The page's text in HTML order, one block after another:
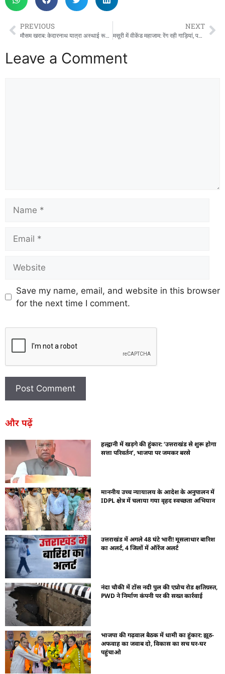
PREVIOUS
मौसम खराब: केदारनाथ यात्रा अस्थाई रूप से रुकी, गढ़वाल कमिश्नर ने दिए निर्देश
NEXT
मसूरी में वीकेंड महाजाम: रेंग रही गाड़ियां, पर्यटन छवि पर लग रहा दाग
Leave a Comment
Save my name, email, and website in this browser
for the next time I comment.
और पढ़ें
हल्द्वानी में खड़गे की हुंकार: ‘उत्तराखंड से शुरू होगा
सत्ता परिवर्तन’, भाजपा पर जमकर बरसे
माननीय उच्च न्यायालय के आदेश के अनुपालन में
IDPL क्षेत्र में चलाया गया वृहद स्वच्छता अभियान
उत्तराखंड में अगले 48 घंटे भारी! मूसलाधार बारिश
का अलर्ट, 4 जिलों में ऑरेंज अलर्ट
नंदा चौकी में टोंस नदी पुल की एप्रोच रोड क्षतिग्रस्त,
PWD ने निर्माण कंपनी पर की सख्त कार्रवाई
भाजपा की गढ़वाल बैठक में धामी का हुंकार: झूठ-
अफवाह का जवाब दो, विकास का सच घर-घर
पहुंचाओ